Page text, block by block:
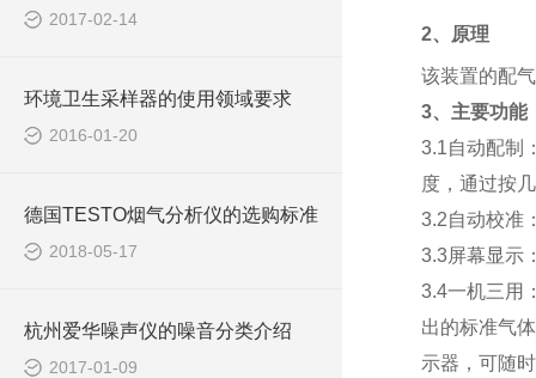
2017-02-14
环境卫生采样器的使用领域要求
2016-01-20
德国TESTO烟气分析仪的选购标准
2018-05-17
杭州爱华噪声仪的噪音分类介绍
2017-01-09
2、原理
该装置的配
3、主要功能
3.1自动配制
度，通过按
3.2自动校准
3.3屏幕显示
3.4一机三用
出的标准气
示器，可随